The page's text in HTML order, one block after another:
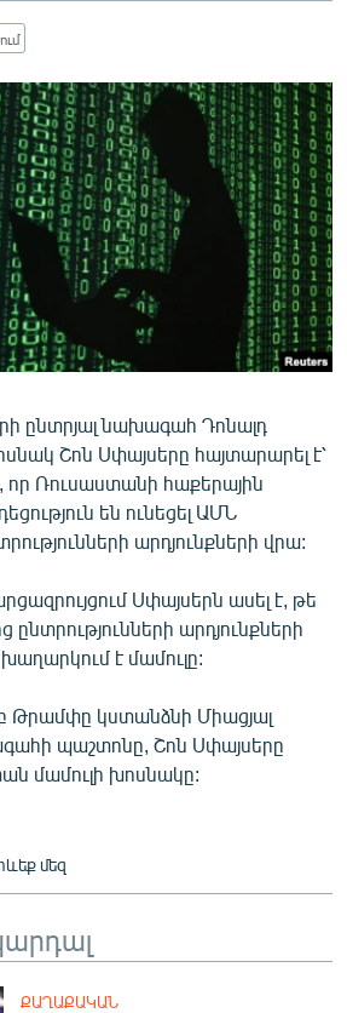
կայքերը
ընտրյալ նախագահ Դոնալդ
Շոն Սփայսերը հայտարարել է՝
որ Ռուսաստանի հաքերային
են ունեցել ԱՄՆ
արդյունքների վրա:
Սփայսերն ասել է, թե
արդյունքների
է մամուլը:
Թրամփը կստանձնի Միացյալ
պաշտոնը, Շոն Սփայսերը
մամուլի խոսնակը:
մեզ
ՔԱՂԱՔԱԿԱՆ